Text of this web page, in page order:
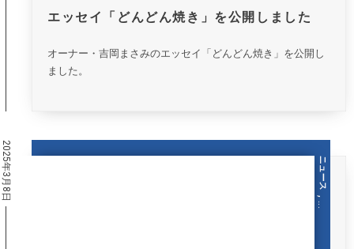
エッセイ「どんどん焼き」を公開しました
オーナー・吉岡まさみのエッセイ「どんどん焼き」を公開し
ました。
ニュース
, …
2025年3月8日